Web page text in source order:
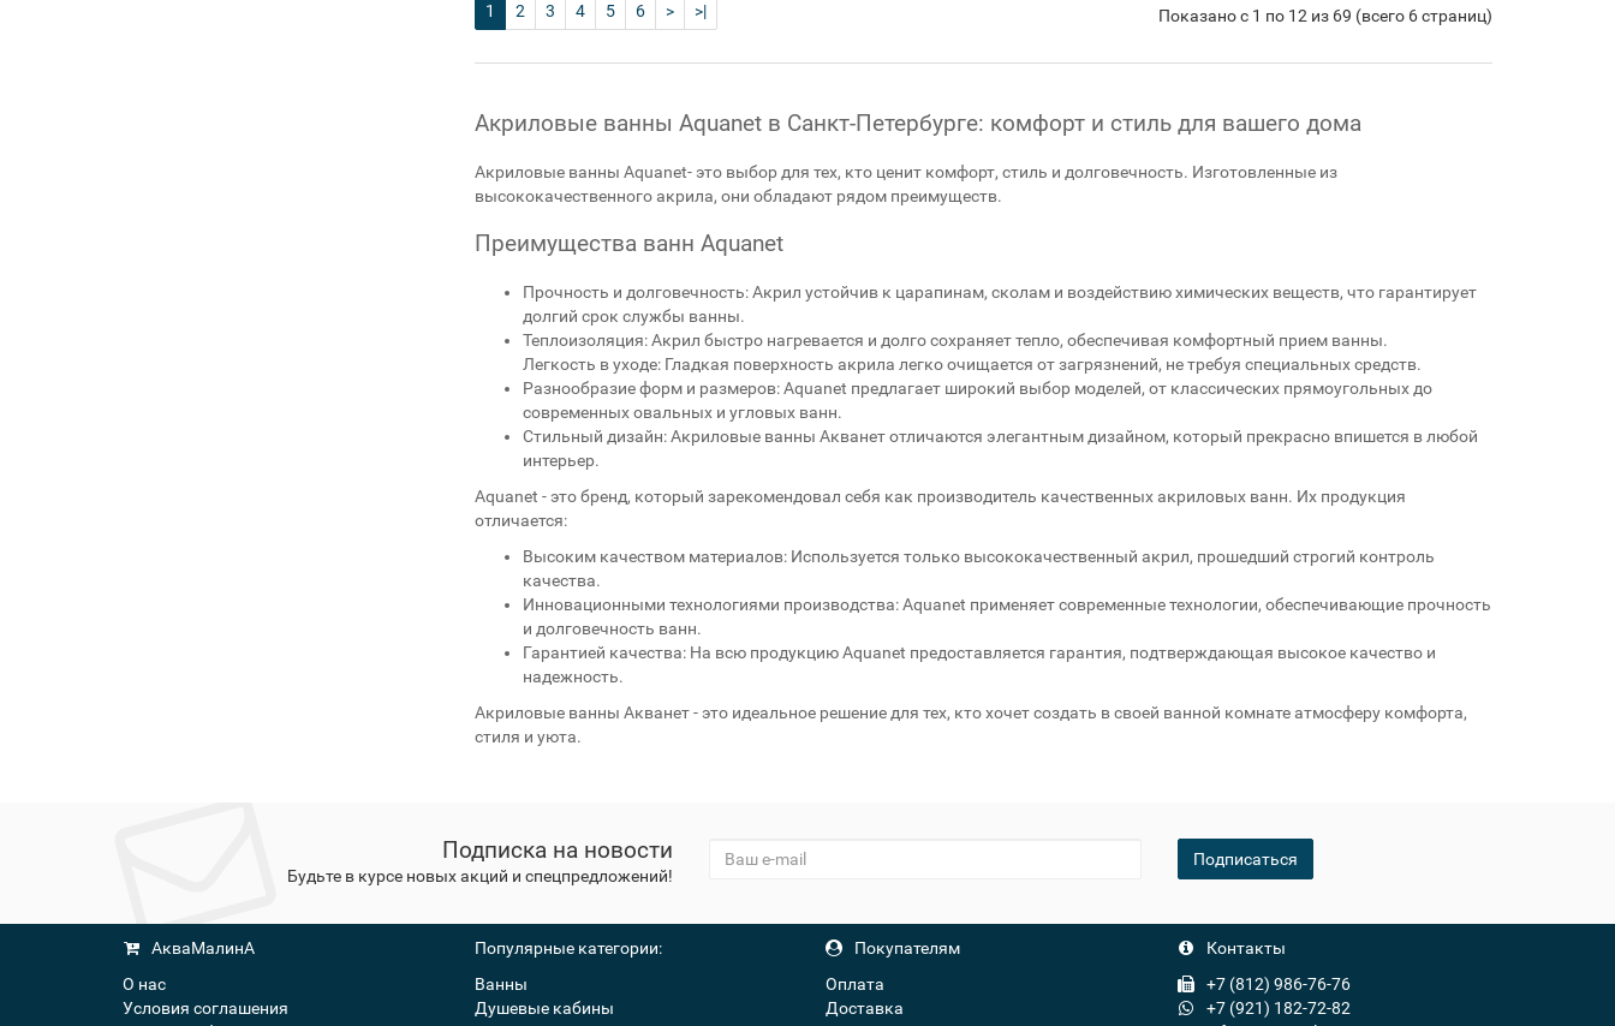
1 2 3 4 5 6 > >| Показано с 1 по 12 из 69 (всего 6 страниц)
Акриловые ванны Aquanet в Санкт-Петербурге: комфорт и стиль для вашего дома
Акриловые ванны Aquanet- это выбор для тех, кто ценит комфорт, стиль и долговечность. Изготовленные из
высококачественного акрила, они обладают рядом преимуществ.
Преимущества ванн Aquanet
Прочность и долговечность: Акрил устойчив к царапинам, сколам и воздействию химических веществ, что гарантирует
долгий срок службы ванны.
Теплоизоляция: Акрил быстро нагревается и долго сохраняет тепло, обеспечивая комфортный прием ванны.
Легкость в уходе: Гладкая поверхность акрила легко очищается от загрязнений, не требуя специальных средств.
Разнообразие форм и размеров: Aquanet предлагает широкий выбор моделей, от классических прямоугольных до
современных овальных и угловых ванн.
Стильный дизайн: Акриловые ванны Акванет отличаются элегантным дизайном, который прекрасно впишется в любой
интерьер.
Aquanet - это бренд, который зарекомендовал себя как производитель качественных акриловых ванн. Их продукция
отличается:
Высоким качеством материалов: Используется только высококачественный акрил, прошедший строгий контроль
качества.
Инновационными технологиями производства: Aquanet применяет современные технологии, обеспечивающие прочность
и долговечность ванн.
Гарантией качества: На всю продукцию Aquanet предоставляется гарантия, подтверждающая высокое качество и
надежность.
Акриловые ванны Акванет - это идеальное решение для тех, кто хочет создать в своей ванной комнате атмосферу комфорта,
стиля и уюта.
Подписка на новости
Будьте в курсе новых акций и спецпредложений!
Подписаться
АкваМалинА
О нас
Условия соглашения
Популярные категории:
Ванны
Душевые кабины
Покупателям
Оплата
Доставка
Контакты
+7 (812) 986-76-76
+7 (921) 182-72-82